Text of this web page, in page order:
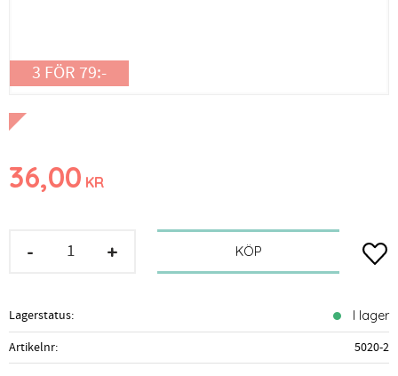
3 FÖR 79:-
36,00 KR
+
- KÖP
Lagerstatus I lager
Artikelnr 5020-2